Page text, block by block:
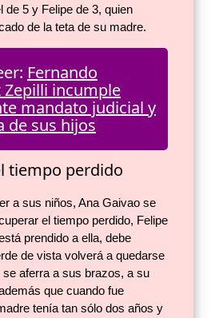
de 5 y Felipe de 3, quien
de la teta de su madre.
Fernando
Zepilli incumple
mandato judicial y
de sus hijos
tiempo perdido
a sus niños, Ana Gaivao se
el tiempo perdido, Felipe
prendido a ella, debe
de vista volverá a quedarse
aferra a sus brazos, a su
que cuando fue
tenía tan sólo dos años y